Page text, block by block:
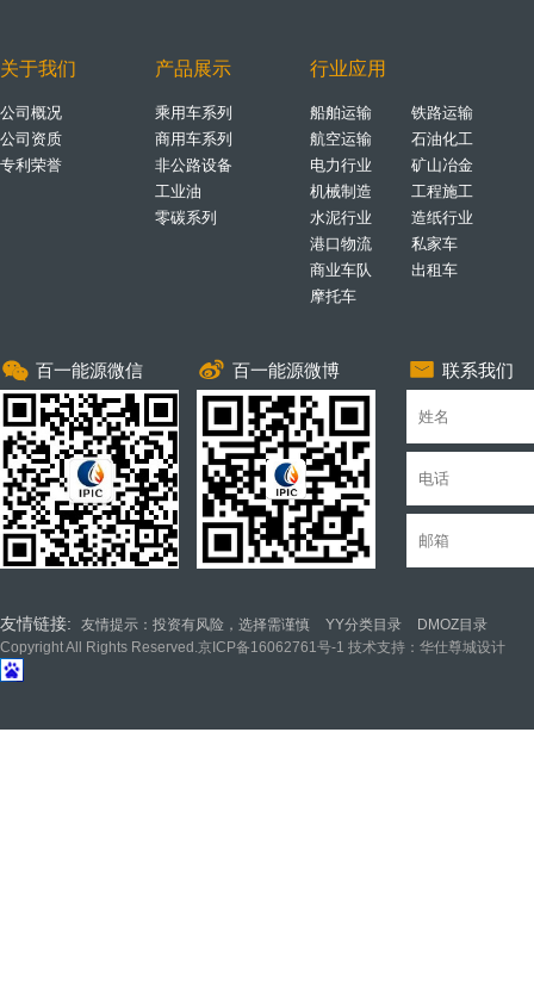
关于我们
公司概况
公司资质
专利荣誉
产品展示
乘用车系列
商用车系列
非公路设备
工业油
零碳系列
行业应用
船舶运输
铁路运输
航空运输
石油化工
电力行业
矿山冶金
机械制造
工程施工
水泥行业
造纸行业
港口物流
私家车
商业车队
出租车
摩托车
1 百一能源微信 2 百一能源微博 3 联系我们
友情链接: 友情提示：投资有风险，选择需谨慎 YY分类目录
DMOZ目录
Copyright All Rights Reserved.京ICP备16062761号-1 技术支持：华仕尊城设计